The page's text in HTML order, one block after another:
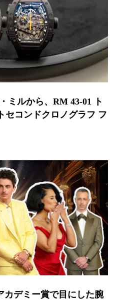
ミルから、RM 43-01 ト
セコンドクロノグラフ フ
ミー賞で目にした腕時計
カデミー賞で目にした腕